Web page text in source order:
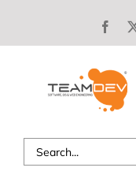
SOLUZIONI
Search
for: